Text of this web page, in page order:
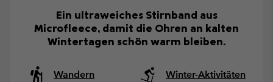
Ein ultraweiches Stirnband aus
Microfleece, damit die Ohren an kalten
Wintertagen schön warm bleiben.
Wandern Winter-Aktivitäten